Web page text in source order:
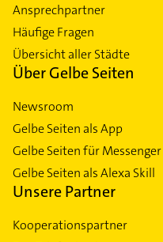
Ansprechpartner
Häufige Fragen
Übersicht aller Städte
Über Gelbe Seiten
Newsroom
Gelbe Seiten als App
Gelbe Seiten für Messenger
Gelbe Seiten als Alexa Skill
Unsere Partner
Kooperationspartner